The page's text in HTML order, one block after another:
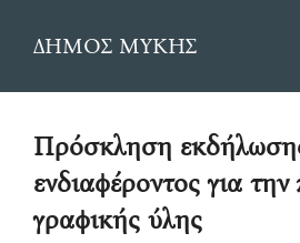
ΔΗΜΟΣ ΜΥΚΗΣ
Πρόσκληση
ενδιαφέροντος για
γραφικής ύλης